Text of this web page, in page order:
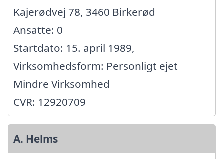
Kajerødvej 78, 3460 Birkerød
Ansatte: 0
Startdato: 15. april 1989,
Virksomhedsform: Personligt ejet
Mindre Virksomhed
CVR: 12920709
A. Helms